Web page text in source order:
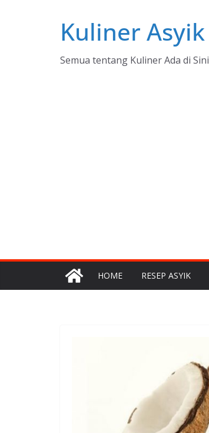
Kuliner Asyik
Semua tentang Kuliner Ada di Sini
HOME RESEP ASYIK